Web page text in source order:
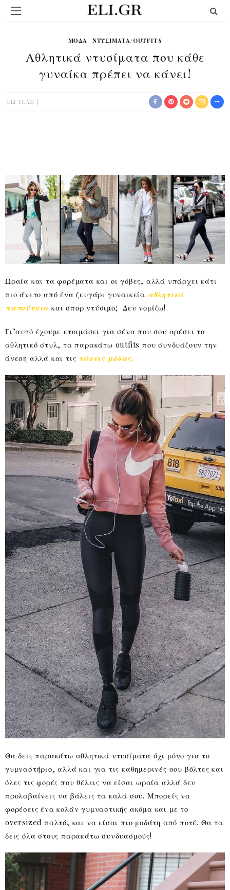
ΜΟΔΑ ΝΤΥΣΊΜΑΤΑ/OUTFITS
Αθλητικά ντυσίματα που κάθε
γυναίκα πρέπει να κάνει!
ELI TEAM
Ωραία και τα φορέματα και οι γόβες, αλλά υπάρχει κάτι
πιο άνετο από ένα ζευγάρι γυναικεία αθλητικά
παπούτσια και σπορ ντύσιμο; Δεν νομίζω!
Γι’αυτό έχουμε ετοιμάσει για σένα που σου αρέσει το
αθλητικό στυλ, τα παρακάτω outfits που συνδυάζουν την
άνεση αλλά και τις τάσεις μόδας.
Θα δεις παρακάτω αθλητικά ντυσίματα όχι μόνο για το
γυμναστήριο, αλλά και για τις καθημερινές σου βόλτες και
όλες τις φορές που θέλεις να είσαι ωραία αλλά δεν
προλαβαίνεις να βάλεις τα καλά σου. Μπορείς να
φορέσεις ένα κολάν γυμναστικής ακόμα και με το
oversized παλτό, και να είσαι πιο μοδάτη από ποτέ. Θα τα
δεις όλα στους παρακάτω συνδυασμούς!